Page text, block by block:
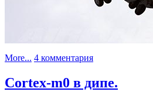
More... 4 комментарияк
Поддельные
детали
Cortex-m0 в дипе.